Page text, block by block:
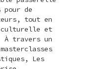
pour de
tout en
culturelle et
À travers un
Les